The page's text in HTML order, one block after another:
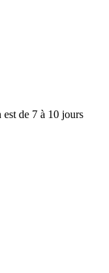
de 7 à 10 jours